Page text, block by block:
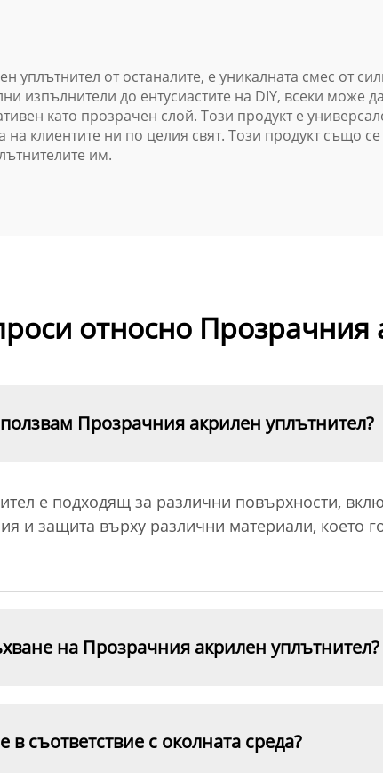
за съдове
и прясна
вода
от останалите, е уникалната смес от
изпълнители до ентусиастите на DIY, всеки може
като прозрачен слой. Този продукт е
на клиентите ни по целия свят. Този продукт също
им.
относно Прозрачния
Прозрачния акрилен уплътнител?
е подходящ за различни повърхности,
и защита върху различни материали, което
на Прозрачния акрилен уплътнител?
съответствие с околната среда?